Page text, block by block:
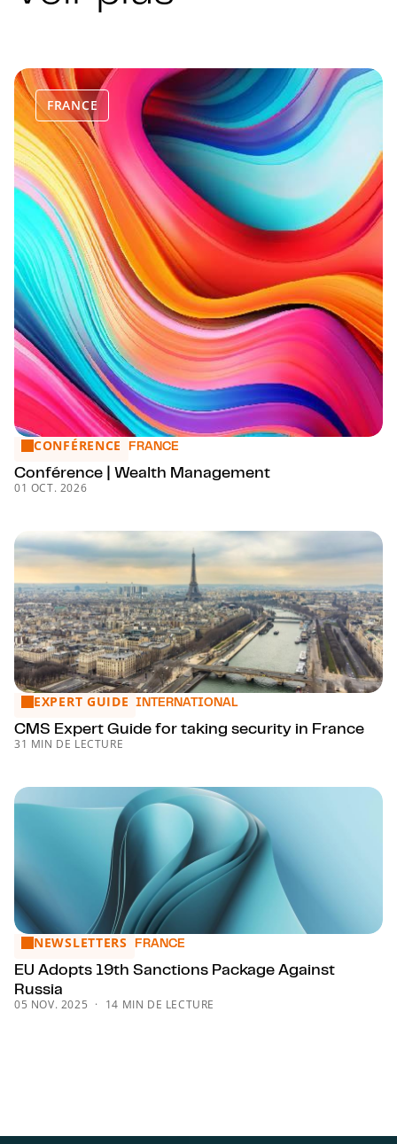
FRANCE
Conférence | Wealth Management
CONFÉRENCE FRANCE
Conférence | Wealth Management
01 OCT. 2026
CMS Expert Guide for taking security in France
EXPERT GUIDE INTERNATIONAL
CMS Expert Guide for taking security in France
31 MIN DE LECTURE
EU Adopts 19th Sanctions Package Against Russia
NEWSLETTERS FRANCE
EU Adopts 19th Sanctions Package Against
Russia
05 NOV. 2025 14 MIN DE LECTURE